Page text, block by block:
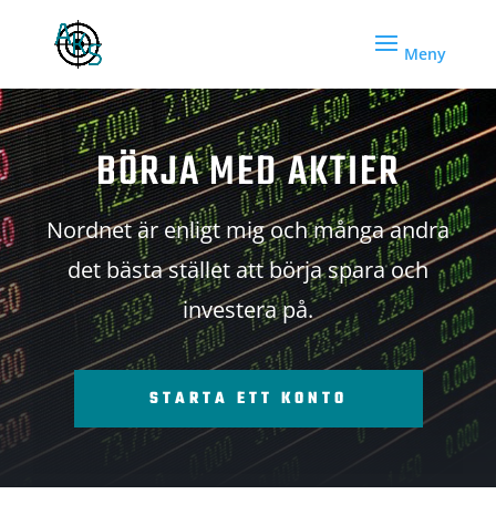
BÖRJA MED AKTIER
Nordnet är enligt mig och många andra
det bästa stället att börja spara och
investera på.
STARTA ETT KONTO